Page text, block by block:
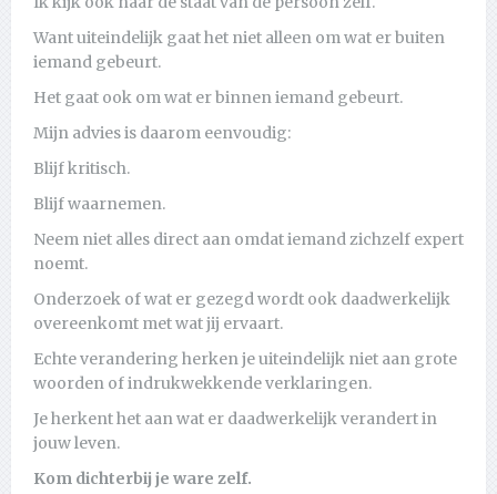
Want uiteindelijk gaat het niet alleen om wat er buiten
iemand gebeurt.
Het gaat ook om wat er binnen iemand gebeurt.
Mijn advies is daarom eenvoudig:
Blijf kritisch.
Blijf waarnemen.
Neem niet alles direct aan omdat iemand zichzelf expert
noemt.
Onderzoek of wat er gezegd wordt ook daadwerkelijk
overeenkomt met wat jij ervaart.
Echte verandering herken je uiteindelijk niet aan grote
woorden of indrukwekkende verklaringen.
Je herkent het aan wat er daadwerkelijk verandert in
jouw leven.
Kom dichterbij je ware zelf.